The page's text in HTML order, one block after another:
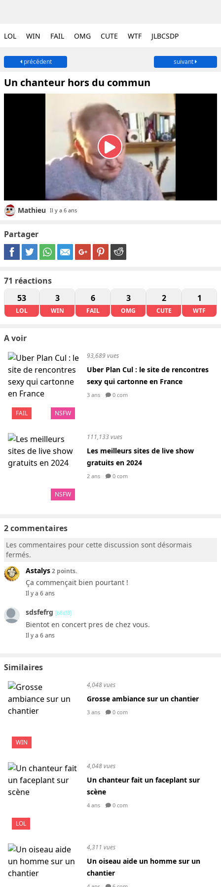
LOL WIN FAIL OMG CUTE WTF JLBCSDP
précédent suivant
Un chanteur hors du commun
Mathieu Il y a 6 ans
Partager
71 réactions
53
LOL
3
WIN
6
FAIL
3
OMG
2
CUTE
1
WTF
A voir
FAIL NSFW
93,689 vues
Uber Plan Cul : le site de rencontres
sexy qui cartonne en France
3 ans 0 com
NSFW
111,133 vues
Les meilleurs sites de live show
gratuits en 2024
2 ans 0 com
2 commentaires
Les commentaires pour cette discussion sont désormais
fermés.
Astalys2 points.
Ça commençait bien pourtant !
Il y a 6 ans
sdsfefrg [b8d!8]
Bientot en concert pres de chez vous.
Il y a 6 ans
Similaires
WIN
4,048 vues
Grosse ambiance sur un chantier
3 ans 0 com
LOL
4,048 vues
Un chanteur fait un faceplant sur
scène
4 ans 0 com
4,311 vues
Un oiseau aide un homme sur un
chantier